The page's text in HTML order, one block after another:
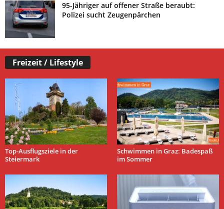
95-Jähriger auf offener Straße beraubt:
Polizei sucht Zeugenpärchen
Freizeit / Lifestyle
Top-Ausflugsziele in der
Steiermark
Schwimmen in Graz: Badespaß
im Sommer